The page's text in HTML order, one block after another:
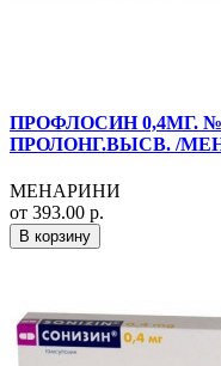
ПРОФЛОСИН 0,4МГ.
ПРОЛОНГ.ВЫСВ. /
МЕНАРИНИ
от 393.00 р.
В корзину